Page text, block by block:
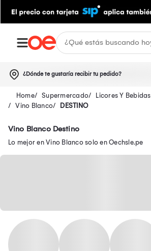
¿Dónde te gustaría recibir tu pedido?
Supermercado Licores Y Bebidas
Vino Blanco
DESTINO
Vino Blanco Destino
Lo mejor en Vino Blanco solo en Oechsle.pe